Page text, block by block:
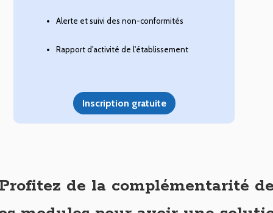
Alerte et suivi des non-conformités
Rapport d'activité de l'établissement
Inscription gratuite
de la complémentarité